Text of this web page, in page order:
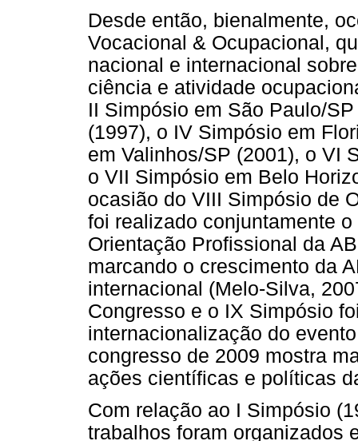
Desde então, bienalmente,
Vocacional & Ocupacional,
nacional e internacional
ciência e atividade
II Simpósio em São Paulo/
(1997), o IV Simpósio em
em Valinhos/SP (2001), o VI
o VII Simpósio em Belo
ocasião do VIII Simpósio de
foi realizado conjuntamente
Orientação Profissional da
marcando o crescimento da
internacional (Melo-Silva,
Congresso e o IX Simpósio
internacionalização do
congresso de 2009 mostra
ações científicas e políticas
Com relação ao I Simpósio
trabalhos foram organizados